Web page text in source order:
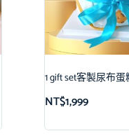
1 gift set客製尿布
NT$1,999